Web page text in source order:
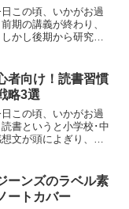
この頃、いかがお過
期の講義が終わり、
かし後期から研究室
ですが、そのほとんど
トとい...
者向け！読書習慣
略3選
この頃、いかがお過
書というと小学校･中
文が頭によぎり、ど
書にもなると字が細か
し、...
ーンズのラベル素
ートカバー